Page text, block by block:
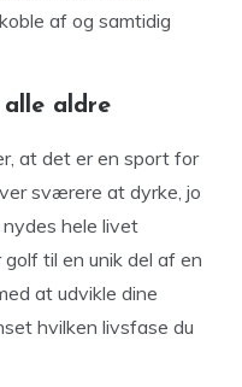
af og samtidig
aldre
at det er en sport for
sværere at dyrke, jo
hele livet
til en unik del af en
at udvikle dine
hvilken livsfase du